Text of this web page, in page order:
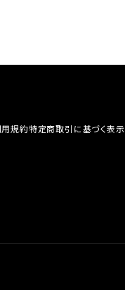
規約特定商取引に基づく表示